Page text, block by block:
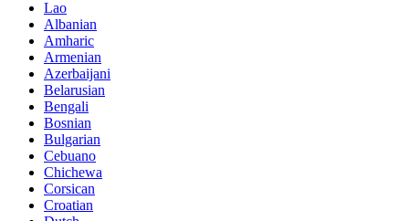
Lao
Albanian
Amharic
Armenian
Azerbaijani
Belarusian
Bengali
Bosnian
Bulgarian
Cebuano
Chichewa
Corsican
Croatian